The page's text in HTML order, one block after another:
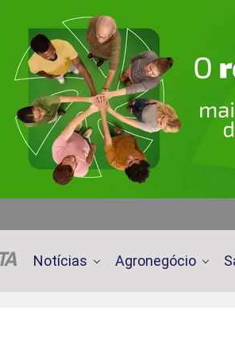
Notícias Agronegócio